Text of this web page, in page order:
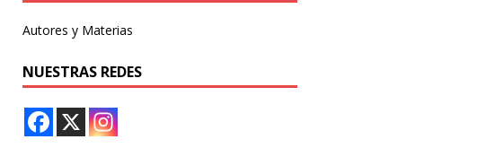
Autores y Materias
NUESTRAS REDES